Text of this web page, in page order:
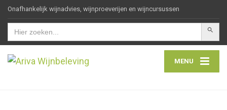
Onafhankelijk wijnadvies, wijnproeverijen en wijncursussen
Zoek
naar:
MENU